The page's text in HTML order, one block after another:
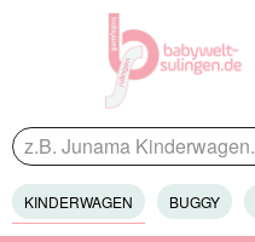
KINDERWAGEN BUGGY